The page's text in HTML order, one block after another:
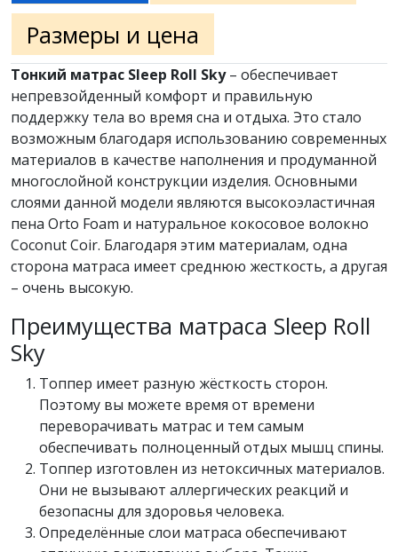
Размеры и цена
Тонкий матрас Sleep Roll Sky– обеспечивает
непревзойденный комфорт и правильную
поддержку тела во время сна и отдыха. Это стало
возможным благодаря использованию современных
материалов в качестве наполнения и продуманной
многослойной конструкции изделия. Основными
слоями данной модели являются высокоэластичная
пена Orto Foam и натуральное кокосовое волокно
Coconut Coir. Благодаря этим материалам, одна
сторона матраса имеет среднюю жесткость, а другая
– очень высокую.
Преимущества матраса Sleep Roll
Sky
Топпер имеет разную жёсткость сторон.
Поэтому вы можете время от времени
переворачивать матрас и тем самым
обеспечивать полноценный отдых мышц спины.
Топпер изготовлен из нетоксичных материалов.
Они не вызывают аллергических реакций и
безопасны для здоровья человека.
Определённые слои матраса обеспечивают